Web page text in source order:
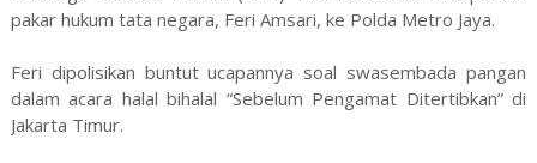
pakar hukum tata negara, Feri Amsari, ke Polda Metro Jaya.
Feri dipolisikan buntut ucapannya soal swasembada pangan
dalam acara halal bihalal “Sebelum Pengamat Ditertibkan” di
Jakarta Timur.